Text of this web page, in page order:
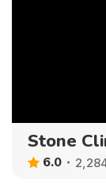
Stone
6.0